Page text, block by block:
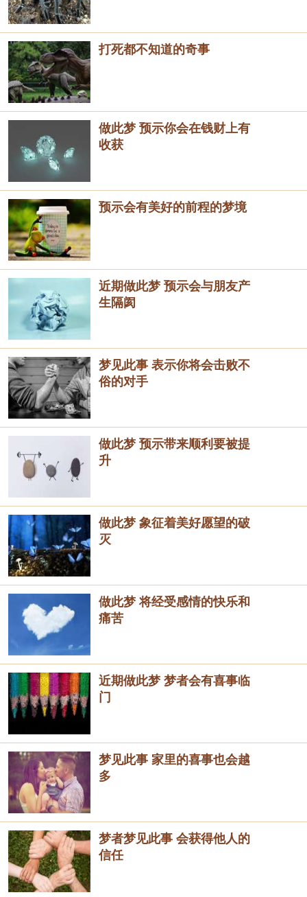
打死都不知道的奇事
做此梦 预示你会在钱财上有
收获
预示会有美好的前程的梦境
近期做此梦 预示会与朋友产
生隔阂
梦见此事 表示你将会击败不
俗的对手
做此梦 预示带来顺利要被提
升
做此梦 象征着美好愿望的破
灭
做此梦 将经受感情的快乐和
痛苦
近期做此梦 梦者会有喜事临
门
梦见此事 家里的喜事也会越
多
梦者梦见此事 会获得他人的
信任